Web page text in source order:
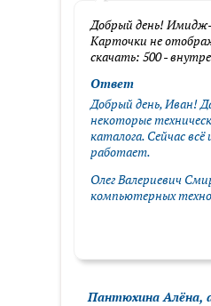
Добрый день!
Карточки не
скачать: 500 -
Ответ
Добрый день, Иван!
некоторые
каталога. Сейчас
работает.
Олег Валериевич
компьютерных
Пантюхина Алёна,